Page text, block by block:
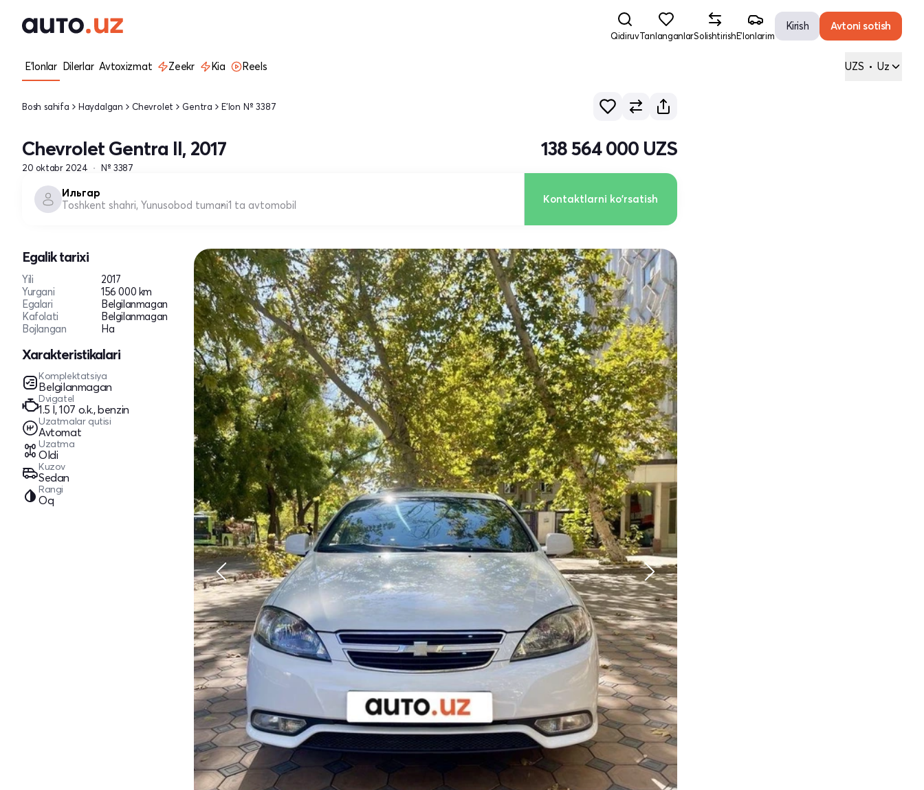
QidiruvTanlanganlarSolishtirishE'lonlarim
Kirish Avtoni sotish
E'lonlar Dilerlar Avtoxizmat Zeekr Kia Reels UZS • Uz
Bosh sahifa Haydalgan Chevrolet Gentra E'lon № 3387
Chevrolet Gentra II, 2017
20 oktabr 2024 № 3387
138 564 000 UZS
Ильгар
Toshkent shahri, Yunusobod tumani1 ta avtomobil Kontaktlarni ko'rsatish
Egalik tarixi
Yili
2017
Yurgani
156 000 km
Egalari
Belgilanmagan
Kafolati
Belgilanmagan
Bojlangan
Ha
Xarakteristikalari
Komplektatsiya
Belgilanmagan
Dvigatel
1.5 l, 107 o.k., benzin
Uzatmalar qutisi
Avtomat
Uzatma
Oldi
Kuzov
Sedan
Rangi
Oq